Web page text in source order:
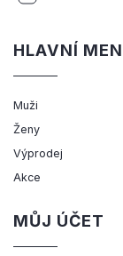
HLAVNÍ
Muži
Ženy
Výprodej
Akce
MŮJ ÚČET